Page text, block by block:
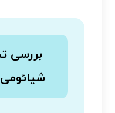
بررسی
شیائومی A27qi 27 اینچ